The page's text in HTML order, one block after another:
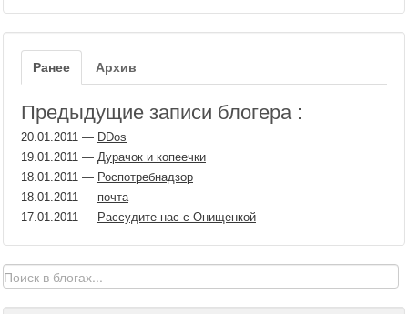
Ранее Архив
Предыдущие записи блогера :
20.01.2011 — DDos
19.01.2011 — Дурачок и копеечки
18.01.2011 — Роспотребнадзор
18.01.2011 — почта
17.01.2011 — Рассудите нас с Онищенкой